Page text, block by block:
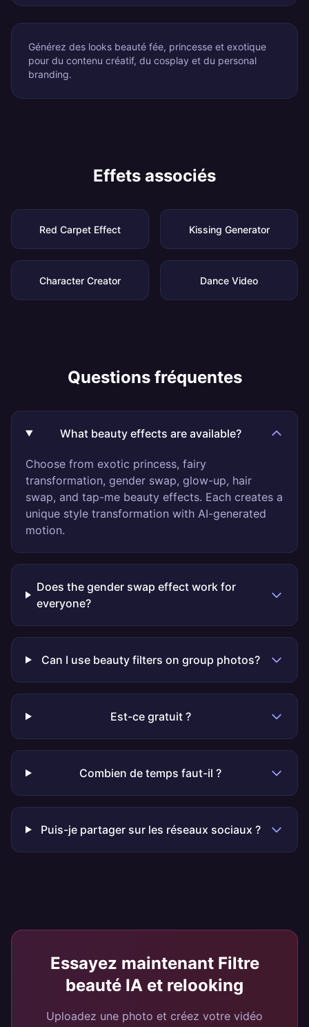
Générez des looks beauté fée, princesse et exotique
pour du contenu créatif, du cosplay et du personal
branding.
Effets associés
Red Carpet Effect Kissing Generator
Character Creator Dance Video
Questions fréquentes
What beauty effects are available?
Choose from exotic princess, fairy
transformation, gender swap, glow-up, hair
swap, and tap-me beauty effects. Each creates a
unique style transformation with AI-generated
motion.
Does the gender swap effect work for
everyone?
Can I use beauty filters on group photos?
Est-ce gratuit ?
Combien de temps faut-il ?
Puis-je partager sur les réseaux sociaux ?
Essayez maintenant Filtre
beauté IA et relooking
Uploadez une photo et créez votre vidéo